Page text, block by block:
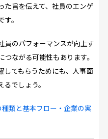
た旨を伝えて、社員のエンゲ
。
員のパフォーマンスが向上す
ながる可能性もあります。
してもらうためにも、人事面
でしょう。
類と基本フロー・企業の実